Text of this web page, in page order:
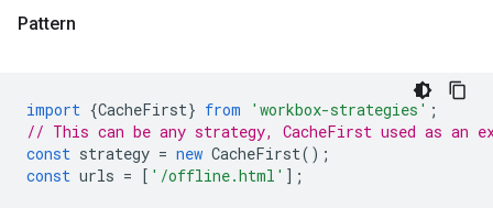
Pattern
import {CacheFirst} from 'workbox-strategies' ;
// This can be any strategy, CacheFirst used as an
const strategy = new CacheFirst();
const urls = [ '/offline.html' ];